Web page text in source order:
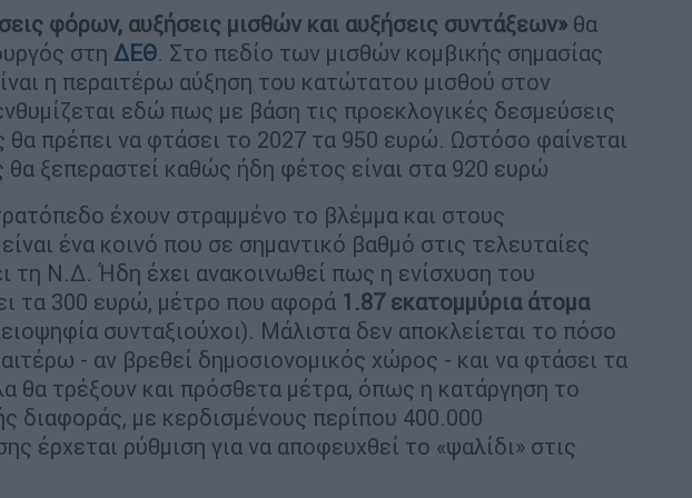
φόρων, αυξήσεις μισθών και αυξήσεις συντάξεων» θα
στη ΔΕΘ. Στο πεδίο των μισθών κομβικής σημασίας
η περαιτέρω αύξηση του κατώτατου μισθού στον
εδώ πως με βάση τις προεκλογικές δεσμεύσεις
πρέπει να φτάσει το 2027 τα 950 ευρώ. Ωστόσο φαίνεται
ξεπεραστεί καθώς ήδη φέτος είναι στα 920 ευρώ
έχουν στραμμένο το βλέμμα και στους
ένα κοινό που σε σημαντικό βαθμό στις τελευταίες
τη Ν.Δ. Ήδη έχει ανακοινωθεί πως η ενίσχυση του
τα 300 ευρώ, μέτρο που αφορά 1.87 εκατομμύρια άτομα
συνταξιούχοι). Μάλιστα δεν αποκλείεται το πόσο
- αν βρεθεί δημοσιονομικός χώρος - και να φτάσει τα
θα τρέξουν και πρόσθετα μέτρα, όπως η κατάργηση το
διαφοράς, με κερδισμένους περίπου 400.000
έρχεται ρύθμιση για να αποφευχθεί το «ψαλίδι» στις